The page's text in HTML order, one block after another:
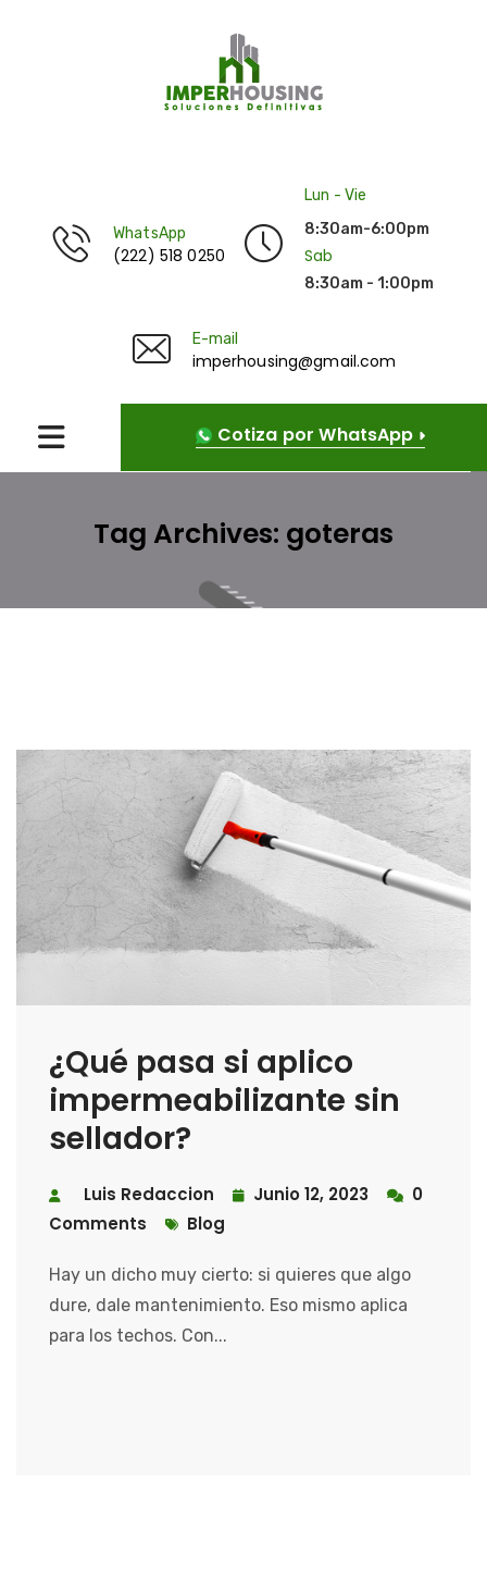
WhatsApp
(222) 518 0250
Lun - Vie
8:30am-6:00pm
Sab
8:30am - 1:00pm
E-mail
imperhousing@gmail.com
Cotiza por WhatsApp
Tag Archives: goteras
¿Qué pasa si aplico
impermeabilizante sin
sellador?
Luis Redaccion Junio 12, 2023
0
Comments
Blog
Hay un dicho muy cierto: si quieres que algo
dure, dale mantenimiento. Eso mismo aplica
para los techos. Con...